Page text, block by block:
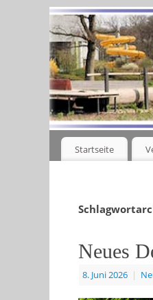
Startseite
Neues
8. Juni 2026 |